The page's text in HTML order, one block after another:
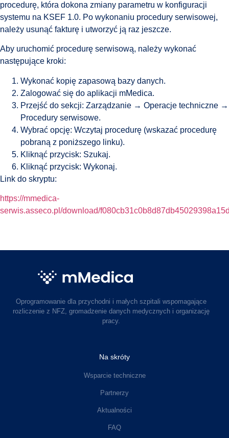
procedurę, która dokona zmiany parametru w konfiguracji
systemu na KSEF 1.0. Po wykonaniu procedury serwisowej,
należy usunąć fakturę i utworzyć ją raz jeszcze.
Aby uruchomić procedurę serwisową, należy wykonać
następujące kroki:
Wykonać kopię zapasową bazy danych.
Zalogować się do aplikacji mMedica.
Przejść do sekcji: Zarządzanie → Operacje techniczne →
Procedury serwisowe.
Wybrać opcję: Wczytaj procedurę (wskazać procedurę
pobraną z poniższego linku).
Kliknąć przycisk: Szukaj.
Kliknąć przycisk: Wykonaj.
Link do skryptu:
https://mmedica-
serwis.asseco.pl/download/
Oprogramowanie dla przychodni i małych szpitali wspomagające
rozliczenie z NFZ, gromadzenie danych medycznych i organizację
pracy.
Na skróty
Wsparcie techniczne
Partnerzy
Aktualności
FAQ